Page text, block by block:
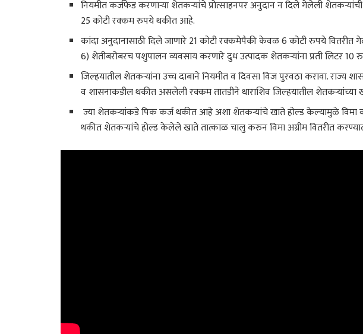
नियमीत कर्जफेड करणाऱ्या शेतकऱ्यांचे प्रोत्साहनपर अनुदान न दिले गेलेली
25 कोटी रक्कम रुपये थकीत आहे.
कांदा अनुदानासाठी दिले जाणारे 21 कोटी रक्कमेपैकी केवळ 6 कोटी रुपये
6) शेतीबरोबरच पशुपालन व्यवसाय करणारे दुध उत्पादक शेतकऱ्यांना प्रती लिटर
जिल्हयातील शेतकऱ्यांना उच्च दाबाने नियमीत व दिवसा विज पुरवठा करावा. राज्य
व शासनाकडील थकीत असलेली रक्कम तातडीने धाराशिव जिल्हयातील शेतकऱ्यांच्या
ज्या शेतकऱ्यांकडे पिक कर्ज थकीत आहे अशा शेतकऱ्यांचे खाते होल्ड केल्यामुळे विमा
थकीत शेतकऱ्यांचे होल्ड केलेले खाते तात्काळ चालु करुन विमा अग्रीम वितरीत